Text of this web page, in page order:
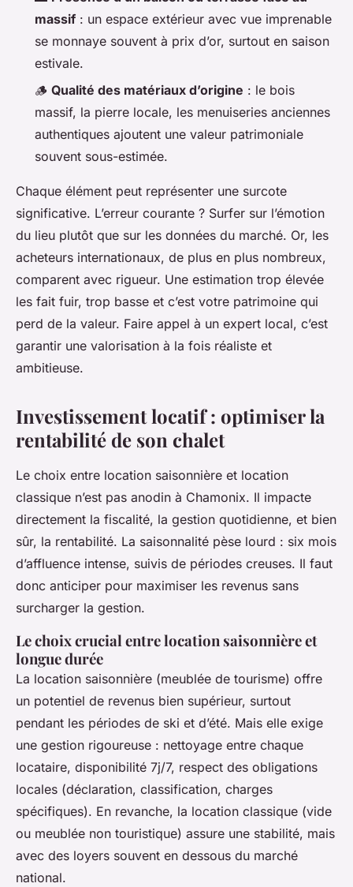
massif : un espace extérieur avec vue imprenable
se monnaye souvent à prix d’or, surtout en saison
estivale.
🪵 Qualité des matériaux d’origine : le bois
massif, la pierre locale, les menuiseries anciennes
authentiques ajoutent une valeur patrimoniale
souvent sous-estimée.
Chaque élément peut représenter une surcote
significative. L’erreur courante ? Surfer sur l’émotion
du lieu plutôt que sur les données du marché. Or, les
acheteurs internationaux, de plus en plus nombreux,
comparent avec rigueur. Une estimation trop élevée
les fait fuir, trop basse et c’est votre patrimoine qui
perd de la valeur. Faire appel à un expert local, c’est
garantir une valorisation à la fois réaliste et
ambitieuse.
Investissement locatif : optimiser la
rentabilité de son chalet
Le choix entre location saisonnière et location
classique n’est pas anodin à Chamonix. Il impacte
directement la fiscalité, la gestion quotidienne, et bien
sûr, la rentabilité. La saisonnalité pèse lourd : six mois
d’affluence intense, suivis de périodes creuses. Il faut
donc anticiper pour maximiser les revenus sans
surcharger la gestion.
Le choix crucial entre location saisonnière et
longue durée
La location saisonnière (meublée de tourisme) offre
un potentiel de revenus bien supérieur, surtout
pendant les périodes de ski et d’été. Mais elle exige
une gestion rigoureuse : nettoyage entre chaque
locataire, disponibilité 7j/7, respect des obligations
locales (déclaration, classification, charges
spécifiques). En revanche, la location classique (vide
ou meublée non touristique) assure une stabilité, mais
avec des loyers souvent en dessous du marché
national.